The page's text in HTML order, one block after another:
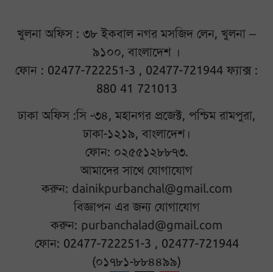
খুলনা অফিস : ৩৮ ইকবাল নগর মসজিদ লেন, খুলনা –
৯১০০, বাংলাদেশ ।
ফোন : 02477-722251-3 , 02477-721944 ফ্যাক্স :
880 41 721013
ঢাকা অফিস :সি -৩৪, মহানগর প্রজেক্ট, পশ্চিম রামপুরা,
ঢাকা-১২১৯, বাংলাদেশ।
ফোন: ০২৫৫১২৮৮৭৩.
আমাদের সাথে যোগাযোগ
করুন: dainikpurbanchal@gmail.com
বিজ্ঞাপন এর জন্য যোগাযোগ
করুন: purbanchalad@gmail.com
ফোন: 02477-722251-3 , 02477-721944
(০১৭৮১-৮৮৪৪৯৯)